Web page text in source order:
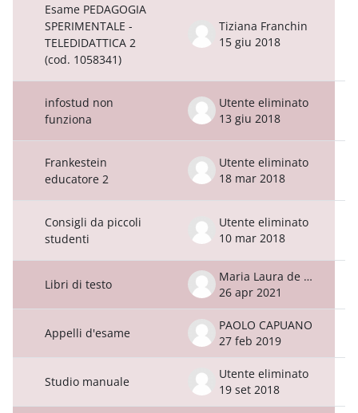
Esame PEDAGOGIA
SPERIMENTALE -
TELEDIDATTICA 2
(cod. 1058341)
Tiziana Franchin
15 giu 2018
infostud non
funziona
Utente eliminato
13 giu 2018
Frankestein
educatore 2
Utente eliminato
18 mar 2018
Consigli da piccoli
studenti
Utente eliminato
10 mar 2018
Libri di testo
Maria Laura de Bardi
26 apr 2021
Appelli d'esame
PAOLO CAPUANO
27 feb 2019
Studio manuale
Utente eliminato
19 set 2018